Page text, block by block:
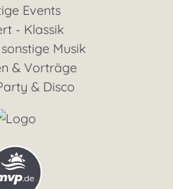
Events
- Klassik
Musik
& Vorträge
& Disco